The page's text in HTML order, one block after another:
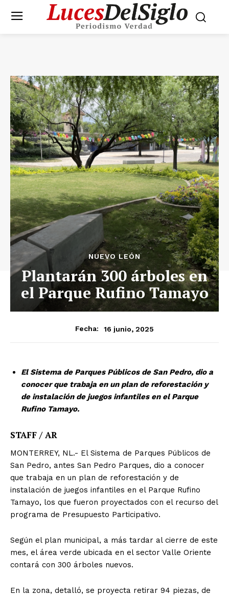
NUEVO LEÓN
Plantarán 300 árboles en
el Parque Rufino Tamayo
Fecha: 16 junio, 2025
El Sistema de Parques Públicos de San Pedro, dio a
conocer que trabaja en un plan de reforestación y
de instalación de juegos infantiles en el Parque
Rufino Tamayo.
STAFF / AR
MONTERREY, NL.- El Sistema de Parques Públicos de
San Pedro, antes San Pedro Parques, dio a conocer
que trabaja en un plan de reforestación y de
instalación de juegos infantiles en el Parque Rufino
Tamayo, los que fueron proyectados con el recurso del
programa de Presupuesto Participativo.
Según el plan municipal, a más tardar al cierre de este
mes, el área verde ubicada en el sector Valle Oriente
contará con 300 árboles nuevos.
En la zona, detalló, se proyecta retirar 94 piezas, de